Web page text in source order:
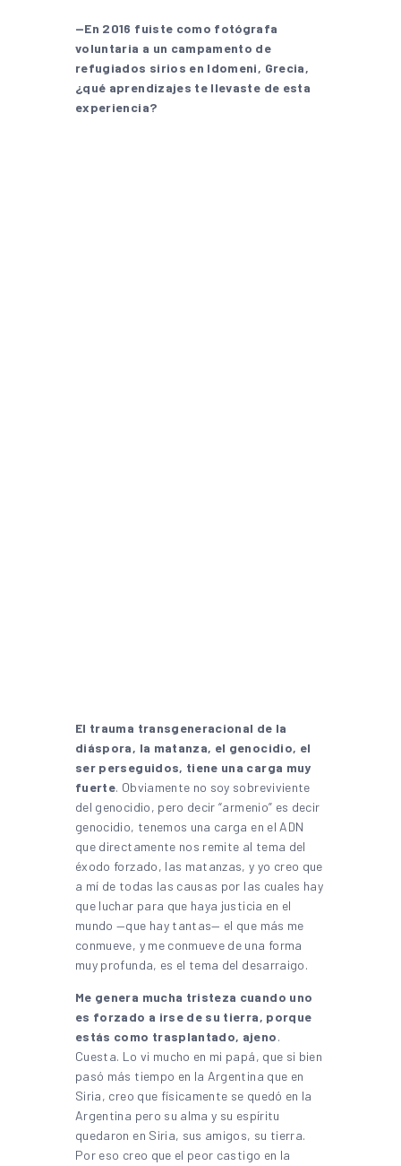
—En 2016 fuiste como fotógrafa
voluntaria a un campamento de
refugiados sirios en Idomeni, Grecia,
¿qué aprendizajes te llevaste de esta
experiencia?
El trauma transgeneracional de la
diáspora, la matanza, el genocidio, el
ser perseguidos, tiene una carga muy
fuerte. Obviamente no soy sobreviviente
del genocidio, pero decir “armenio” es decir
genocidio, tenemos una carga en el ADN
que directamente nos remite al tema del
éxodo forzado, las matanzas, y yo creo que
a mí de todas las causas por las cuales hay
que luchar para que haya justicia en el
mundo —que hay tantas— el que más me
conmueve, y me conmueve de una forma
muy profunda, es el tema del desarraigo.
Me genera mucha tristeza cuando uno
es forzado a irse de su tierra, porque
estás como trasplantado, ajeno.
Cuesta. Lo vi mucho en mi papá, que si bien
pasó más tiempo en la Argentina que en
Siria, creo que físicamente se quedó en la
Argentina pero su alma y su espíritu
quedaron en Siria, sus amigos, su tierra.
Por eso creo que el peor castigo en la